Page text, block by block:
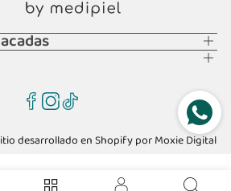
desarrollado en Shopify porMoxie Digital